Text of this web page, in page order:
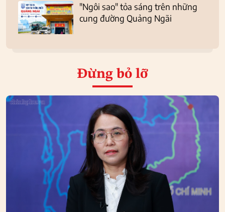
"Ngôi sao" tỏa sáng trên những
cung đường Quảng Ngãi
Đừng bỏ lỡ